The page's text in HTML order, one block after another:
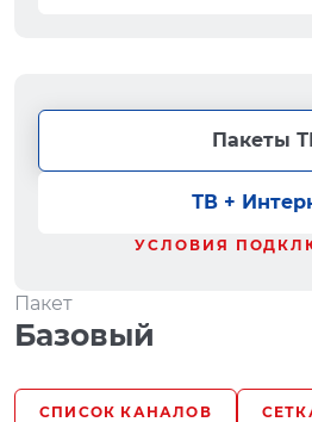
Пакеты
ТВ +
УСЛОВИЯ
Пакет
Базовый
СПИСОК КАНАЛОВ